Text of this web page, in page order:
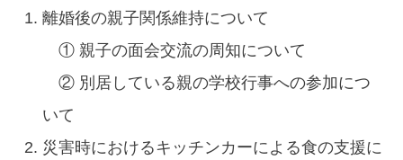
離婚後の親子関係維持について
① 親子の面会交流の周知について
② 別居している親の学校行事への参加につ
いて
災害時におけるキッチンカーによる食の支援に